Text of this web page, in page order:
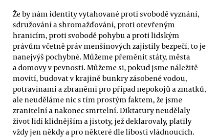
Že by nám identity vytahované proti svobodě vyznání,
sdružování a shromažďování, proti otevřeným
hranicím, proti svobodě pohybu a proti lidským
právům včetně práv menšinových zajistily bezpečí, to je
nanejvýš pochybné. Můžeme přeměnit státy, města
a domovy v pevnosti. Můžeme si, pokud jsme náležitě
movití, budovat v krajině bunkry zásobené vodou,
potravinami a zbraněmi pro případ nepokojů a zmatků,
ale neuděláme nic s tím prostým faktem, že jsme
zranitelní a nakonec smrtelní. Diktatury neudělaly
život lidí klidnějším a jistoty, jež deklarovaly, platily
vždy jen někdy a pro některé dle libosti vládnoucích.